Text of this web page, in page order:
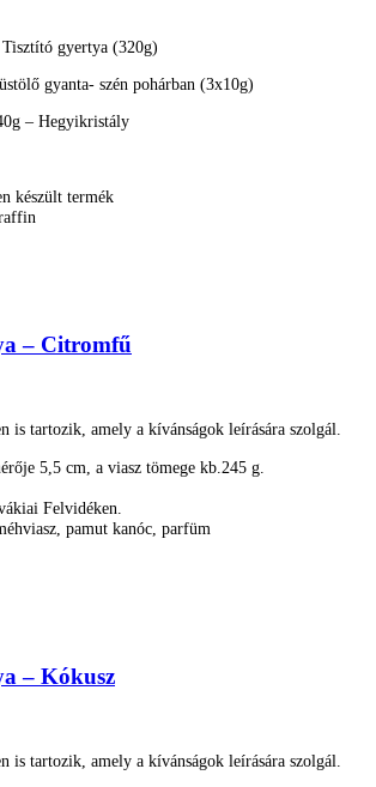
gyertya (320g)
gyanta- szén pohárban (3x10g)
– Hegyikristály
készült termék
– Citromfű
is tartozik, amely a kívánságok leírására szolgál.
5,5 cm, a viasz tömege kb.245 g.
Felvidéken.
pamut kanóc, parfüm
– Kókusz
is tartozik, amely a kívánságok leírására szolgál.